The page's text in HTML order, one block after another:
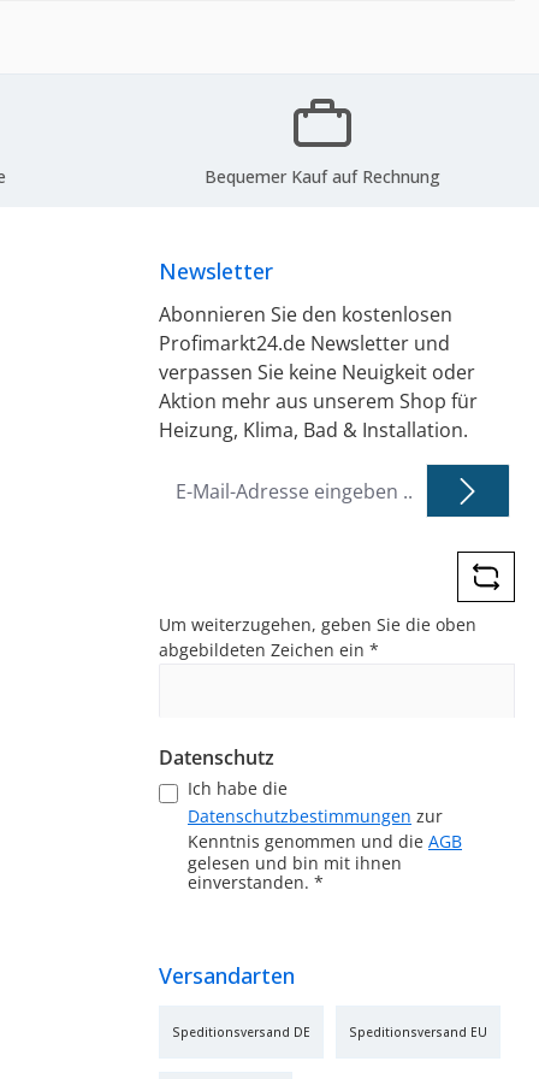
Bequemer Kauf auf Rechnung
Newsletter
Abonnieren Sie den kostenlosen
Profimarkt24.de Newsletter und
verpassen Sie keine Neuigkeit oder
Aktion mehr aus unserem Shop für
Heizung, Klima, Bad & Installation.
Mail-
Um weiterzugehen, geben Sie die oben
abgebildeten Zeichen ein *
Datenschutz
Ich habe die
Datenschutzbestimmungen zur
Kenntnis genommen und die AGB
gelesen und bin mit ihnen
einverstanden. *
Versandarten
Speditionsversand DE Speditionsversand EU